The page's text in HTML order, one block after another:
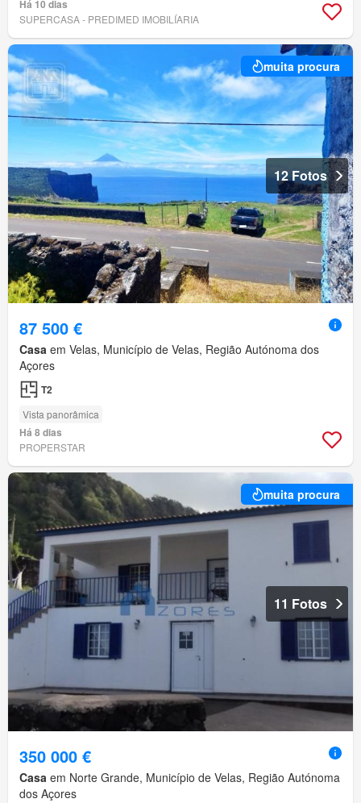
Há 10 dias
SUPERCASA - PREDIMED IMOBILÍARIA
muita procura
12 Fotos
87 500 €
Casa em Velas, Município de Velas, Região Autónoma dos
Açores
T2
Vista panorâmica
Há 8 dias
PROPERSTAR
muita procura
11 Fotos
350 000 €
Casa em Norte Grande, Município de Velas, Região Autónoma
dos Açores